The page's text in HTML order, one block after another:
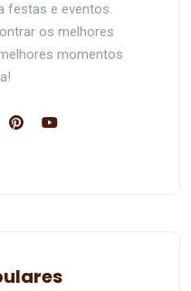
festas e eventos.
os melhores
momentos